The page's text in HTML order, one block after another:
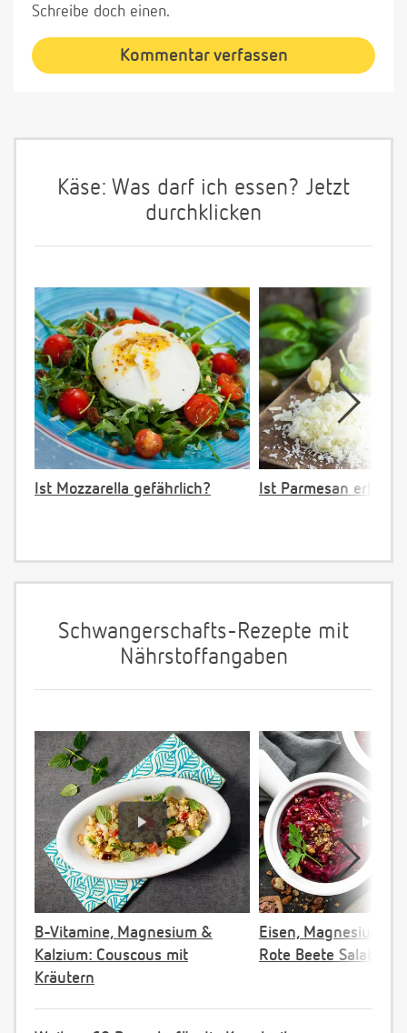
Schreibe doch einen.
Kommentar verfassen
Käse: Was darf ich essen? Jetzt
durchklicken
Ist Mozzarella gefährlich? Ist Parmesan
Schwangerschafts-Rezepte mit
Nährstoffangaben
B-Vitamine, Magnesium &
Kalzium: Couscous mit
Kräutern
Eisen, Magnesium &
Rote Beete Salat